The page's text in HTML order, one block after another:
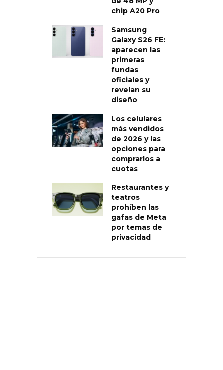
chip A20 Pro
Samsung
Galaxy S26 FE:
aparecen las
primeras
fundas
oficiales y
revelan su
diseño
Los celulares
más vendidos
de 2026 y las
opciones para
comprarlos a
cuotas
Restaurantes y
teatros
prohíben las
gafas de Meta
por temas de
privacidad